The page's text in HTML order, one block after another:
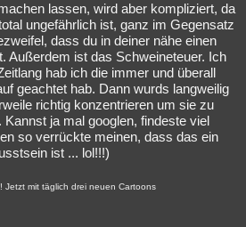
lassen, wird aber kompliziert, da
ungefährlich ist, ganz im Gegensatz
dass du in deiner nähe einen
Außerdem ist das Schweineteuer. Ich
hab ich die immer und überall
geachtet hab. Dann wurds langweilig
richtig konzentrieren um sie zu
ja mal googlen, findeste viel
so verrückte meinen, dass das ein
ist ... lol!!!)
Jetzt mit täglich drei neuen Cartoons